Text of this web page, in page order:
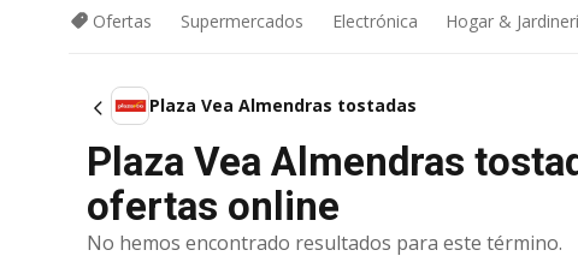
Ofertas Supermercados Electrónica Hogar &
Plaza Vea Almendras tostadas
Plaza Vea Almendras
ofertas online
No hemos encontrado resultados para este término.